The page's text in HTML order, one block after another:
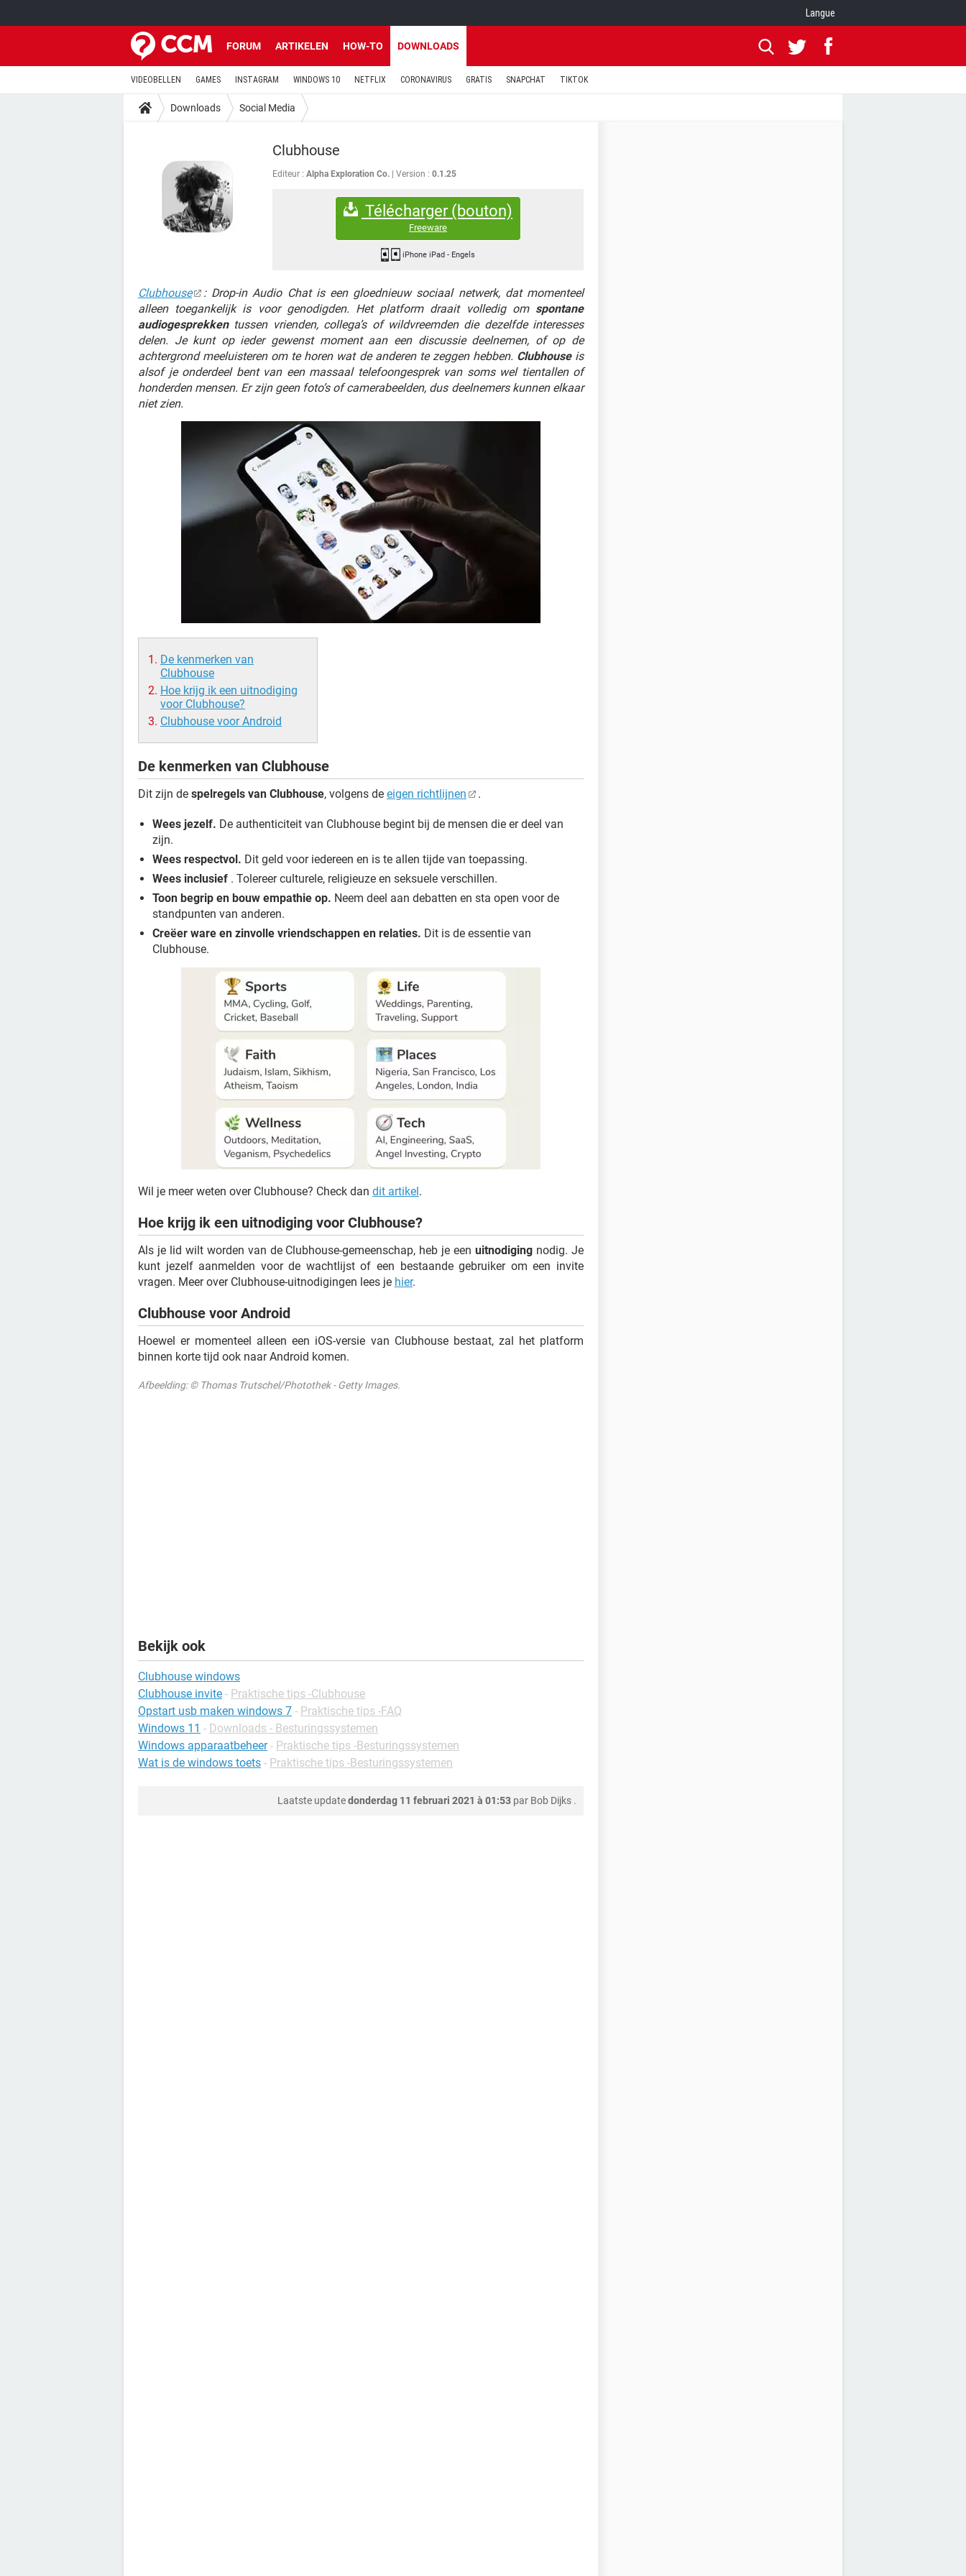
Langue
FORUM ARTIKELEN HOW-TO DOWNLOADS
VIDEOBELLEN GAMES INSTAGRAM WINDOWS 10 NETFLIX CORONAVIRUS GRATIS SNAPCHAT TIKTOK
Downloads Social Media
Clubhouse
Editeur : Alpha Exploration Co. Version : 0.1.25
Télécharger (bouton)
Freeware
iPhone iPad- Engels
Clubhouse
: Drop-in Audio Chat is een gloednieuw sociaal netwerk, dat momenteel
alleen toegankelijk is voor genodigden. Het platform draait volledig om spontane
audiogesprekkentussen vrienden, collega’s of wildvreemden die dezelfde interesses
delen. Je kunt op ieder gewenst moment aan een discussie deelnemen, of op de
achtergrond meeluisteren om te horen wat de anderen te zeggen hebben. Clubhouseis
alsof je onderdeel bent van een massaal telefoongesprek van soms wel tientallen of
honderden mensen. Er zijn geen foto’s of camerabeelden, dus deelnemers kunnen elkaar
niet zien.
De kenmerken van
Clubhouse
Hoe krijg ik een uitnodiging
voor Clubhouse?
Clubhouse voor Android
De kenmerken van Clubhouse
Dit zijn de spelregels van Clubhouse, volgens de eigen richtlijnen .
Wees jezelf. De authenticiteit van Clubhouse begint bij de mensen die er deel van
zijn.
Wees respectvol. Dit geld voor iedereen en is te allen tijde van toepassing.
Wees inclusief . Tolereer culturele, religieuze en seksuele verschillen.
Toon begrip en bouw empathie op. Neem deel aan debatten en sta open voor de
standpunten van anderen.
Creëer ware en zinvolle vriendschappen en relaties. Dit is de essentie van
Clubhouse.
Wil je meer weten over Clubhouse? Check dan dit artikel.
Hoe krijg ik een uitnodiging voor Clubhouse?
Als je lid wilt worden van de Clubhouse-gemeenschap, heb je eenuitnodiging nodig. Je
kunt jezelf aanmelden voor de wachtlijst of een bestaande gebruiker om een invite
vragen. Meer over Clubhouse-uitnodigingen lees je hier.
Clubhouse voor Android
Hoewel er momenteel alleen een iOS-versie van Clubhouse bestaat, zal het platform
binnen korte tijd ook naar Android komen.
Afbeelding: © Thomas Trutschel/Photothek - Getty Images.
Bekijk ook
Clubhouse windows
Clubhouse invite - Praktische tips -Clubhouse
Opstart usb maken windows 7 - Praktische tips -FAQ
Windows 11 - Downloads - Besturingssystemen
Windows apparaatbeheer - Praktische tips -Besturingssystemen
Wat is de windows toets - Praktische tips -Besturingssystemen
Laatste updatedonderdag 11 februari 2021 à 01:53 par Bob Dijks .